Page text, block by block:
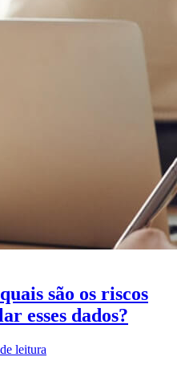
são os riscos
esses dados?
leitura